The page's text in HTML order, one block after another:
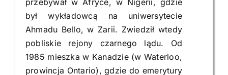
przebywał w Afryce, w Nigerii, gdzie
był wykładowcą na uniwersytecie
Ahmadu Bello, w Zarii. Zwiedził wtedy
pobliskie rejony czarnego lądu. Od
1985 mieszka w Kanadzie (w Waterloo,
prowincja Ontario), gdzie do emerytury